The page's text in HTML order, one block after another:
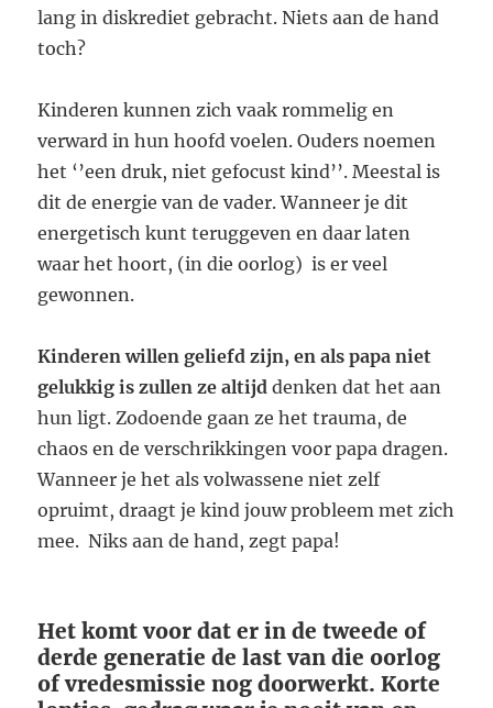
lang in diskrediet gebracht. Niets aan de hand
toch?
Kinderen kunnen zich vaak rommelig en
verward in hun hoofd voelen. Ouders noemen
het ‘’een druk, niet gefocust kind’’. Meestal is
dit de energie van de vader. Wanneer je dit
energetisch kunt teruggeven en daar laten
waar het hoort, (in die oorlog) is er veel
gewonnen.
Kinderen willen geliefd zijn, en als papa niet
gelukkig is zullen ze altijd denken dat het aan
hun ligt. Zodoende gaan ze het trauma, de
chaos en de verschrikkingen voor papa dragen.
Wanneer je het als volwassene niet zelf
opruimt, draagt je kind jouw probleem met zich
mee. Niks aan de hand, zegt papa!
Het komt voor dat er in de tweede of
derde generatie de last van die oorlog
of vredesmissie nog doorwerkt. Korte